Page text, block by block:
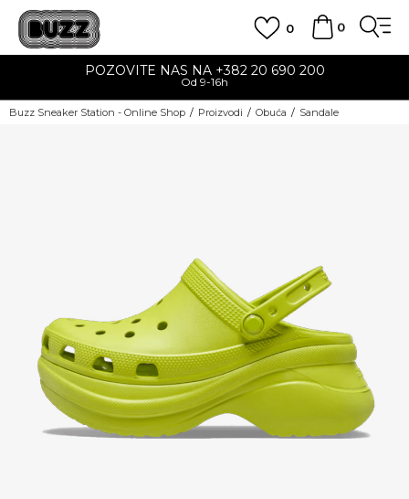
0
0
POZOVITE NAS NA +382 20 690 200
Od 9-16h
Buzz Sneaker Station - Online Shop Proizvodi Obuća Sandale